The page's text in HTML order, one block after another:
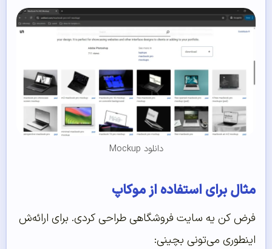
دانلود Mockup
مثال برای استفاده از موکاپ
فرض کن یه سایت فروشگاهی طراحی کردی. برای ارائه‌ش
اینطوری می‌تونی بچینی: